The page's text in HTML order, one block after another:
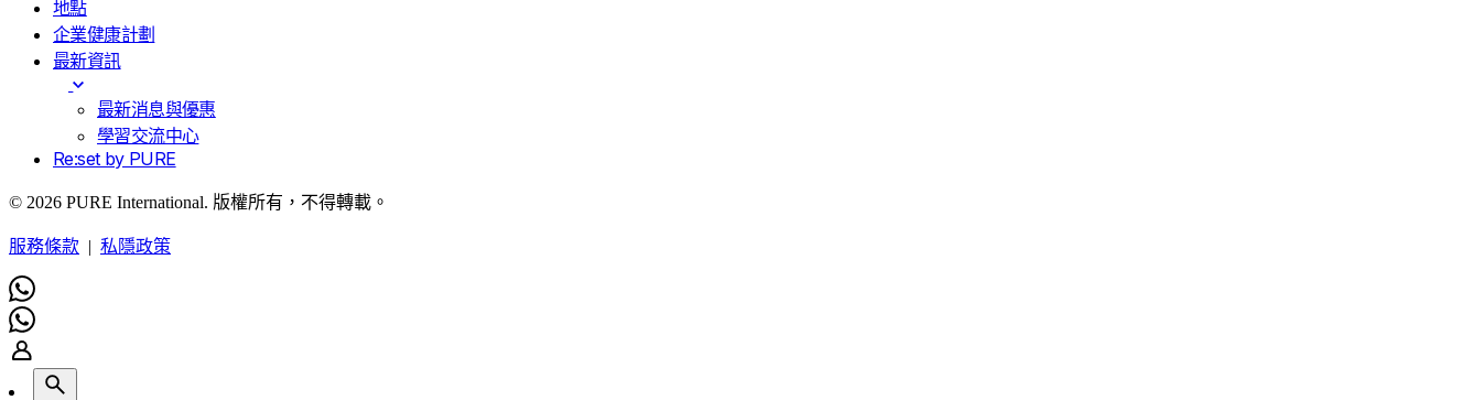
地點
企業健康計劃
最新資訊
最新消息與優惠
學習交流中心
Re:set by PURE
© 2026 PURE International. 版權所有，不得轉載。
服務條款 | 私隱政策